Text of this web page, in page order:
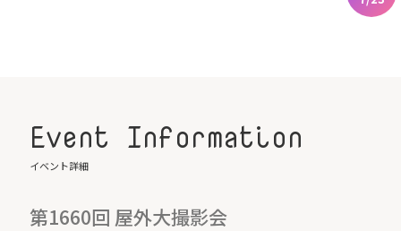
Event Information
イベント詳細
第1660回 屋外大撮影会